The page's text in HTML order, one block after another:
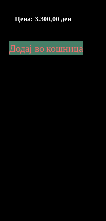
Цена: 3.300,00 ден
Додај во кошница